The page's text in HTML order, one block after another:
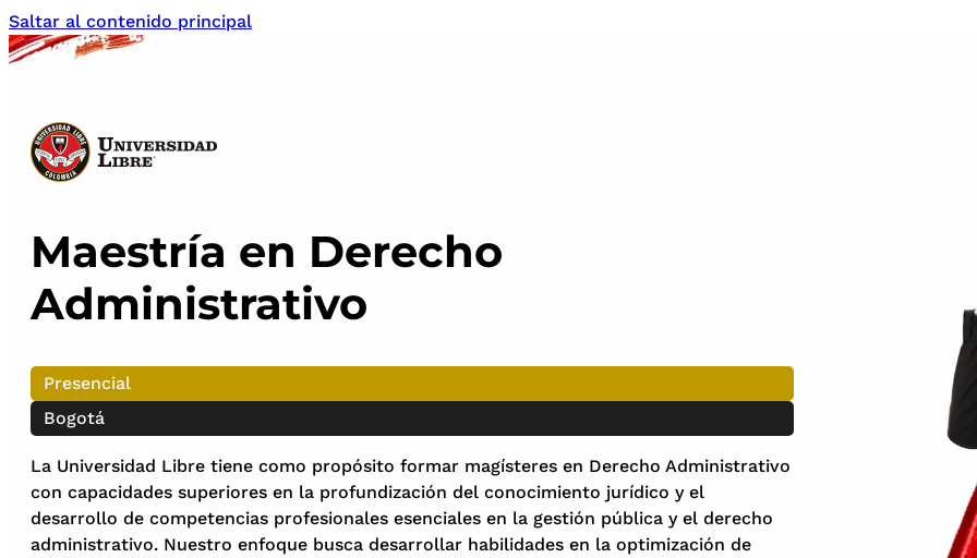
Saltar al contenido principal
Maestría en Derecho
Administrativo
Presencial
Bogotá
La Universidad Libre tiene como propósito formar magísteres en Derecho Administrativo
con capacidades superiores en la profundización del conocimiento jurídico y el
desarrollo de competencias profesionales esenciales en la gestión pública y el derecho
administrativo. Nuestro enfoque busca desarrollar habilidades en la optimización de